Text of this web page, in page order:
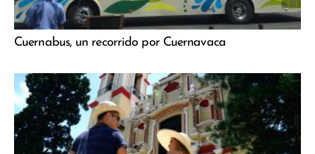
Cuernabus, un recorrido por Cuernavaca